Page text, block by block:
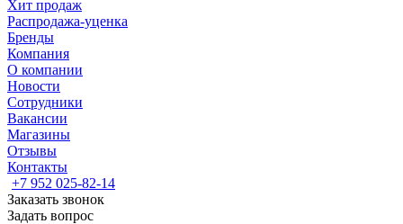
Хит продаж
Распродажа-уценка
Бренды
Компания
О компании
Новости
Сотрудники
Вакансии
Магазины
Отзывы
Контакты
+7 952 025-82-14
Заказать звонок
Задать вопрос